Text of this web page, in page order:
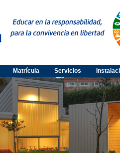
Matrícula Servicios